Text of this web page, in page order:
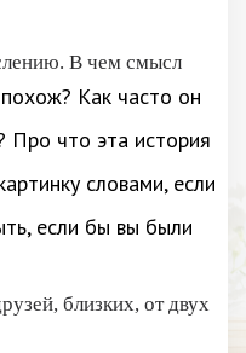
В чем смысл
Как часто он
Про что эта история
словами, если
если бы вы были
близких, от двух